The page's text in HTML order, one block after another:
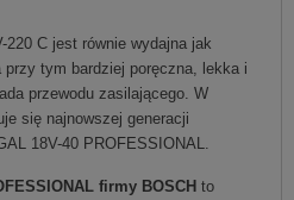
220 C jest równie wydajna jak
tym bardziej poręczna, lekka i
przewodu zasilającego. W
się najnowszej generacji
18V-40 PROFESSIONAL.
firmy BOSCH to